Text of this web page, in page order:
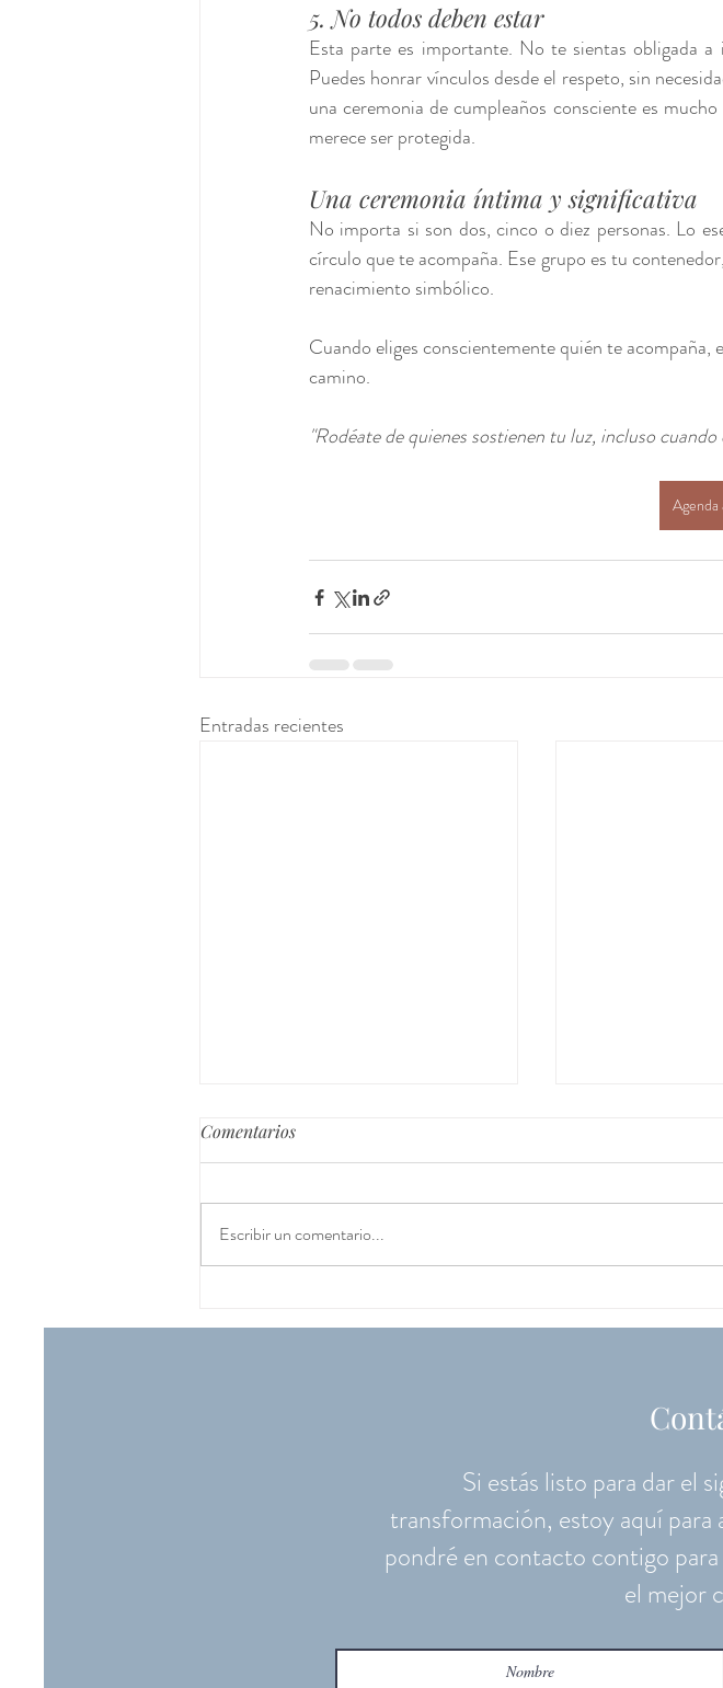
5. No todos deben estar
Esta parte es importante. No te sientas obligada
Puedes honrar vínculos desde el respeto, sin
una ceremonia de cumpleaños consciente es
merece ser protegida.
Una ceremonia íntima y significativa
No importa si son dos, cinco o diez personas. Lo
círculo que te acompaña. Ese grupo es tu
renacimiento simbólico.
Cuando eliges conscientemente quién te
camino.
"Rodéate de quienes sostienen tu luz, incluso cuando
Agenda
Entradas recientes
Constelaciones Familiares
como
Comentarios
Escribir un comentario...
Si estás listo para dar el
transformación, estoy aquí
pondré en contacto contigo
el mejor